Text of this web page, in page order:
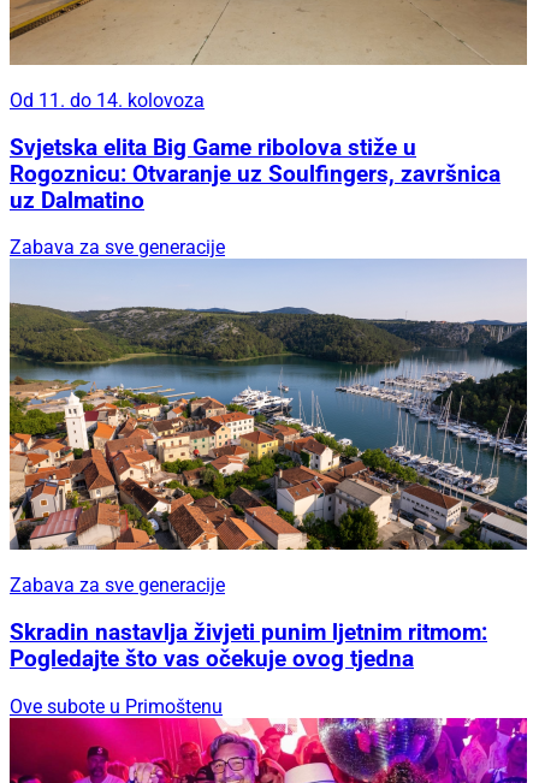
Od 11. do 14. kolovoza
Svjetska elita Big Game ribolova stiže u
Rogoznicu: Otvaranje uz Soulfingers, završnica
uz Dalmatino
Zabava za sve generacije
Zabava za sve generacije
Skradin nastavlja živjeti punim ljetnim ritmom:
Pogledajte što vas očekuje ovog tjedna
Ove subote u Primoštenu